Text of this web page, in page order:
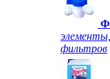
фильтров